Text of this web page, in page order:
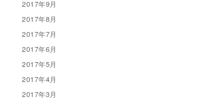
2017年9月
2017年8月
2017年7月
2017年6月
2017年5月
2017年4月
2017年3月